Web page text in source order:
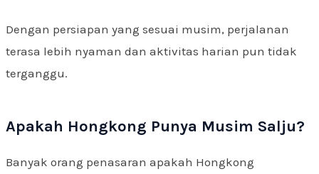
Dengan persiapan yang sesuai musim, perjalanan
terasa lebih nyaman dan aktivitas harian pun tidak
terganggu.
Apakah Hongkong Punya Musim Salju?
Banyak orang penasaran apakah Hongkong